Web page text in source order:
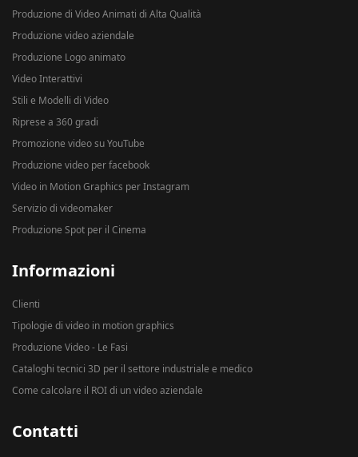
Produzione di Video Animati di Alta Qualità
Produzione video aziendale
Produzione Logo animato
Video Interattivi
Stili e Modelli di Video
Riprese a 360 gradi
Promozione video su YouTube
Produzione video per facebook
Video in Motion Graphics per Instagram
Servizio di videomaker
Produzione Spot per il Cinema
Informazioni
Clienti
Tipologie di video in motion graphics
Produzione Video - Le Fasi
Cataloghi tecnici 3D per il settore industriale e medico
Come calcolare il ROI di un video aziendale
Contatti